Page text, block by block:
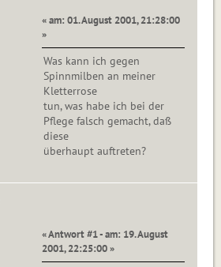
« am: 01. August 2001, 21:28:00
»
Was kann ich gegen
Spinnmilben an meiner
Kletterrose
tun, was habe ich bei der
Pflege falsch gemacht, daß
diese
überhaupt auftreten?
« Antwort #1 - am: 19. August
2001, 22:25:00 »